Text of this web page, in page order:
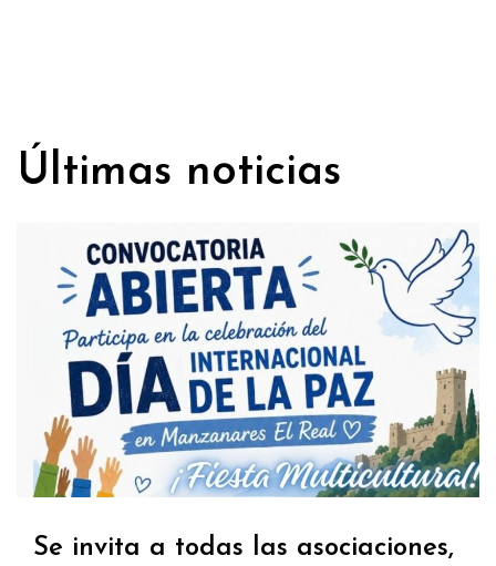
Últimas noticias
Se invita a todas las asociaciones,